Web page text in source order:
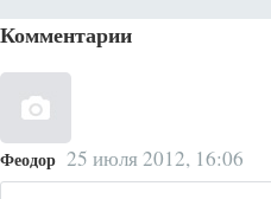
Комментарии
Феодор 25 июля 2012, 16:06